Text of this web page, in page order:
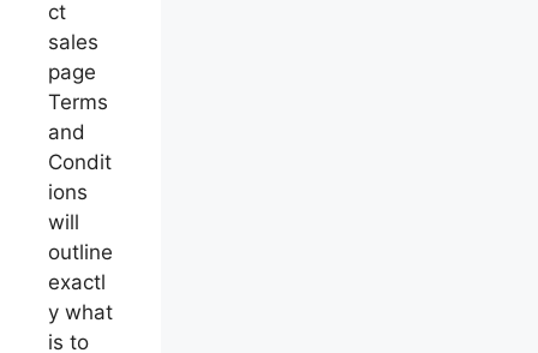
ct
sales
page
Terms
and
Condit
ions
will
outline
exactl
y what
is to